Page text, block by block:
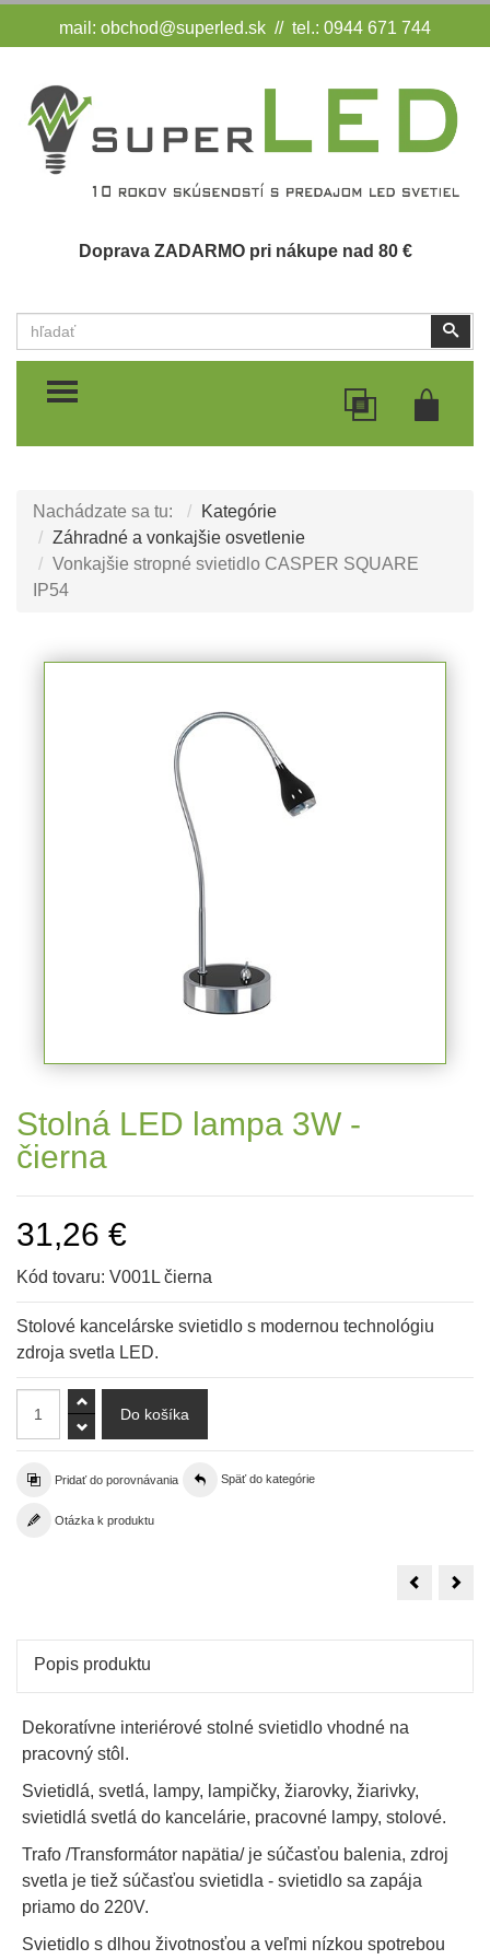
mail: obchod@superled.sk // tel.: 0944 671 744
Doprava ZADARMO pri nákupe nad 80 €
Vyhľadať
TOGGLE MENU
Nachádzate sa tu:
Kategórie
Záhradné a vonkajšie osvetlenie
Vonkajšie stropné svietidlo CASPER SQUARE
IP54
Stolná LED lampa 3W -
čierna
31,26 €
Kód tovaru: V001L čierna
Stolové kancelárske svietidlo s modernou technológiu
zdroja svetla LED.
Pridať do porovnávania Späť do kategórie
Otázka k produktu
Stolná
Popis produktu
Dekoratívne interiérové stolné svietidlo vhodné na
pracovný stôl.
Svietidlá, svetlá, lampy, lampičky, žiarovky, žiarivky,
svietidlá svetlá do kancelárie, pracovné lampy, stolové.
Trafo /Transformátor napätia/ je súčasťou balenia, zdroj
svetla je tiež súčasťou svietidla - svietidlo sa zapája
priamo do 220V.
Svietidlo s dlhou životnosťou a veľmi nízkou spotrebou